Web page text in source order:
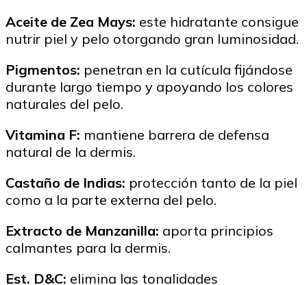
Aceite de Zea Mays: este hidratante consigue
nutrir piel y pelo otorgando gran luminosidad.
Pigmentos: penetran en la cutícula fijándose
durante largo tiempo y apoyando los colores
naturales del pelo.
Vitamina F: mantiene barrera de defensa
natural de la dermis.
Castaño de Indias: protección tanto de la piel
como a la parte externa del pelo.
Extracto de Manzanilla: aporta principios
calmantes para la dermis.
Est. D&C: elimina las tonalidades